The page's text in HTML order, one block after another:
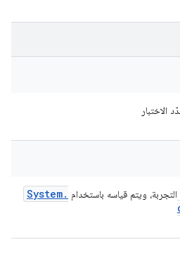
الاختبار
ويتم قياسه باستخدام System.